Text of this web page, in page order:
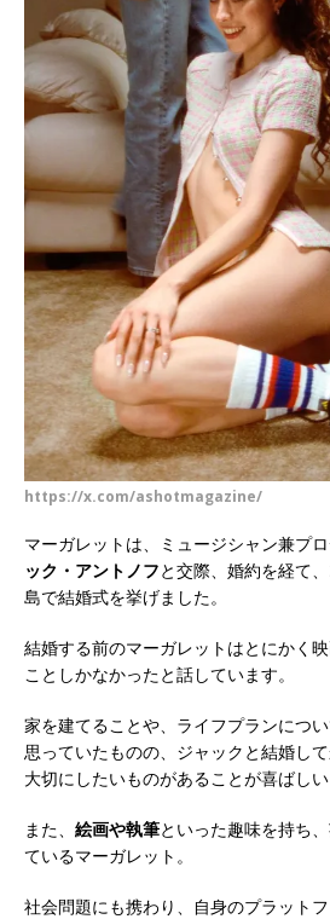
https://x.com/ashotmagazine/
マーガレットは、ミュージシャン兼プ
ック・アントノフと交際、婚約を経て
島で結婚式を挙げました。
結婚する前のマーガレットはとにかく
ことしかなかったと話しています。
家を建てることや、ライフプランにつ
思っていたものの、ジャックと結婚し
大切にしたいものがあることが喜ばし
また、 絵画や執筆といった趣味を持ち
ているマーガレット。
社会問題にも携わり、自身のプラット